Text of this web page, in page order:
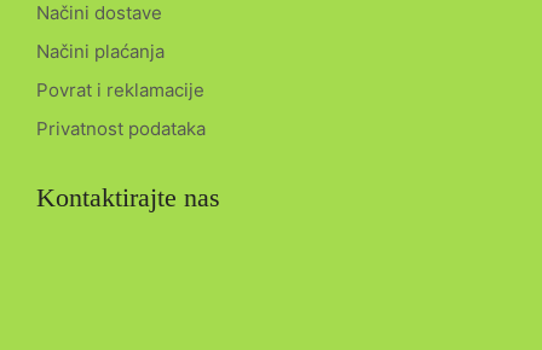
Načini dostave
Načini plaćanja
Povrat i reklamacije
Privatnost podataka
Kontaktirajte nas